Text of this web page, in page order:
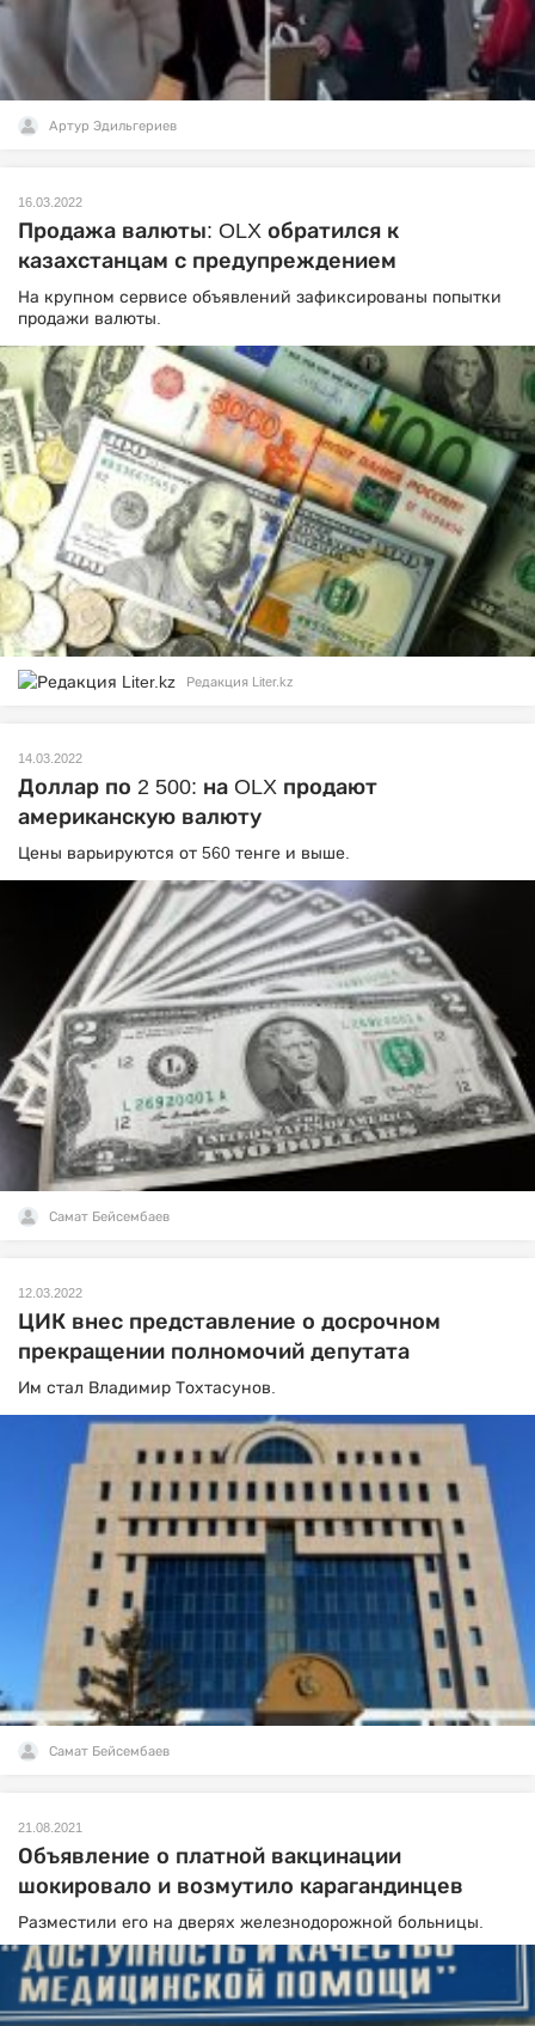
Артур Эдильгериев
16.03.2022
Продажа валюты: OLX обратился к
казахстанцам с предупреждением
На крупном сервисе объявлений зафиксированы попытки
продажи валюты.
Редакция Liter.kz
14.03.2022
Доллар по 2 500: на OLX продают
американскую валюту
Цены варьируются от 560 тенге и выше.
Самат Бейсембаев
12.03.2022
ЦИК внес представление о досрочном
прекращении полномочий депутата
Им стал Владимир Тохтасунов.
Самат Бейсембаев
21.08.2021
Объявление о платной вакцинации
шокировало и возмутило карагандинцев
Разместили его на дверях железнодорожной больницы.